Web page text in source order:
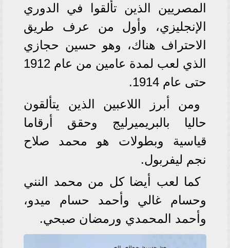
المصريين الذين تألقوا في الدوري
الإنجليزي، وأول من عرف طريق
الاحتراف هناك، وهو حسين حجازي
الذي لعب لمدة عامين من عام 1912
حتى عام 1914.
ومن أبرز اللاعبين الذين يتألقون
حاليا بالبريميرليج وحقق أرقاما
قياسية وبطولات هو محمد صلاح
نجم ليفربول.
كما لعب أيضا كل من محمد النني
وحسام غالي وأحمد حسام ميدو،
وأحمد المحمدي ورمضان صبحي.